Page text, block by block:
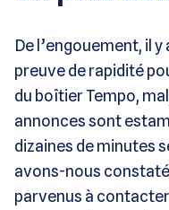
De l’engouement, il
preuve de rapidité
du boîtier Tempo,
annonces sont
dizaines de minutes
avons-nous
parvenus à